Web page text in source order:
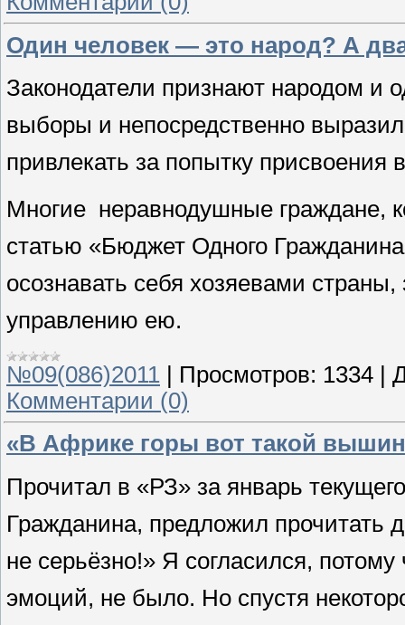
Один человек — это народ? А
Законодатели признают народом и
выборы и непосредственно
привлекать за попытку
Многие неравнодушные граждане,
статью «Бюджет Одного
осознавать себя хозяевами страны,
управлению ею.
№09(086)2011 | Просмотров: 1334 |
Комментарии (0)
«В Африке горы вот такой
Прочитал в «РЗ» за январь
Гражданина, предложил прочитать
не серьёзно!» Я согласился,
эмоций, не было. Но спустя